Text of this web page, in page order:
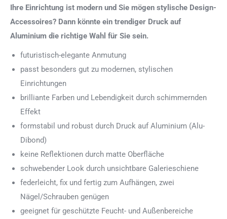
Ihre Einrichtung ist modern und Sie mögen stylische Design-
Accessoires? Dann könnte ein trendiger Druck auf
Aluminium die richtige Wahl für Sie sein.
futuristisch-elegante Anmutung
passt besonders gut zu modernen, stylischen
Einrichtungen
brilliante Farben und Lebendigkeit durch schimmernden
Effekt
formstabil und robust durch Druck auf Aluminium (Alu-
Dibond)
keine Reflektionen durch matte Oberfläche
schwebender Look durch unsichtbare Galerieschiene
federleicht, fix und fertig zum Aufhängen, zwei
Nägel/Schrauben genügen
geeignet für geschützte Feucht- und Außenbereiche